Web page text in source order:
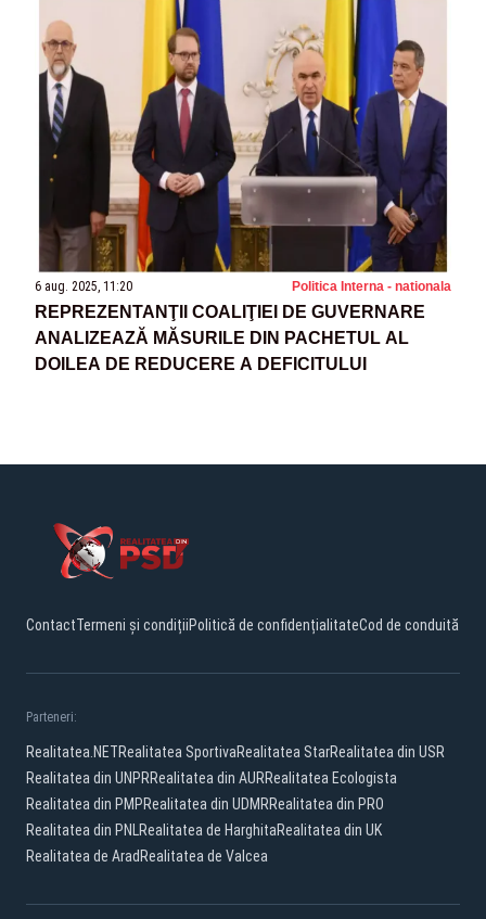
6 aug. 2025, 11:20 Politica Interna - nationala
REPREZENTANŢII COALIŢIEI DE GUVERNARE
ANALIZEAZĂ MĂSURILE DIN PACHETUL AL
DOILEA DE REDUCERE A DEFICITULUI
ContactTermeni și condițiiPolitică de confidențialitateCod de conduită
Parteneri:
Realitatea.NETRealitatea SportivaRealitatea StarRealitatea din USR
Realitatea din UNPRRealitatea din AURRealitatea Ecologista
Realitatea din PMPRealitatea din UDMRRealitatea din PRO
Realitatea din PNLRealitatea de HarghitaRealitatea din UK
Realitatea de Arad Realitatea de Valcea